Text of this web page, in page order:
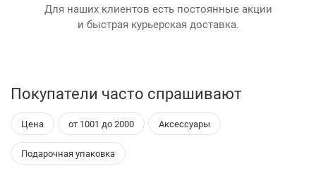
Для наших клиентов есть постоянные акции
и быстрая курьерская доставка.
Покупатели часто спрашивают
Цена от 1001 до 2000 Аксессуары
Подарочная упаковка